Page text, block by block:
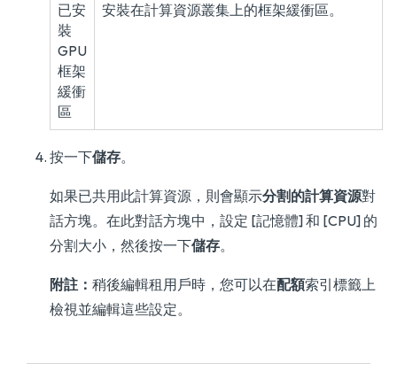
已安
裝
GPU
框架
緩衝
區
安裝在計算資源叢集上的框架緩衝區。
按一下儲存。
如果已共用此計算資源，則會顯示分割的計算資源對
話方塊。在此對話方塊中，設定 [記憶體] 和 [CPU] 的
分割大小，然後按一下儲存。
附註： 稍後編輯租用戶時，您可以在配額索引標籤上
檢視並編輯這些設定。